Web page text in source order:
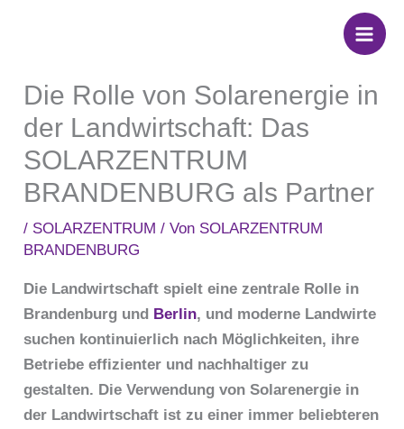
Die Rolle von Solarenergie in
der Landwirtschaft: Das
SOLARZENTRUM
BRANDENBURG als Partner
/ SOLARZENTRUM / Von SOLARZENTRUM
BRANDENBURG
Die Landwirtschaft spielt eine zentrale Rolle in
Brandenburg und Berlin, und moderne Landwirte
suchen kontinuierlich nach Möglichkeiten, ihre
Betriebe effizienter und nachhaltiger zu
gestalten. Die Verwendung von Solarenergie in
der Landwirtschaft ist zu einer immer beliebteren